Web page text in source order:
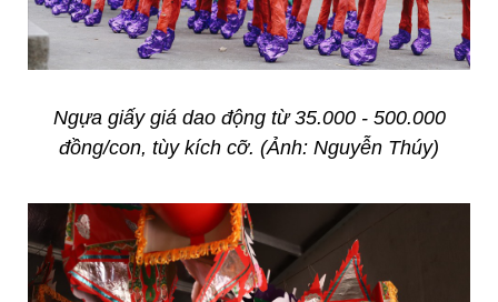
Ngựa giấy giá dao động từ 35.000 - 500.000
đồng/con, tùy kích cỡ. (Ảnh: Nguyễn Thúy)